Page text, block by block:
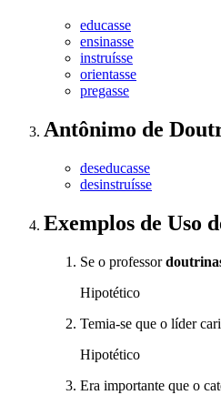
educasse
ensinasse
instruísse
orientasse
pregasse
Antônimo de
deseducasse
desinstruísse
Exemplos de Uso
Se o professor
Hipotético
Temia-se que o líder
Hipotético
Era importante que o